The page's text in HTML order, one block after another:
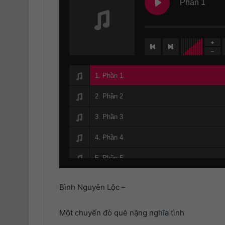
Phần 1
1. Phần 1
2. Phần 2
3. Phần 3
4. Phần 4
5. Phần 5
Bình Nguyên Lộc –
Một chuyến đò quê nặng nghĩa tình